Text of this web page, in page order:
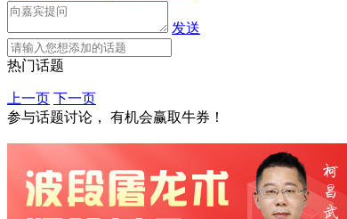
发送
热门话题
上一页 下一页
参与话题讨论， 有机会赢取牛券！